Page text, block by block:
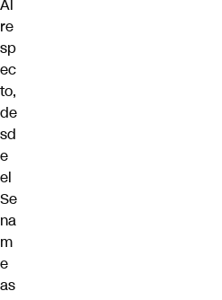
Al
re
sp
ec
to,
de
sd
e
el
Se
na
m
e
as